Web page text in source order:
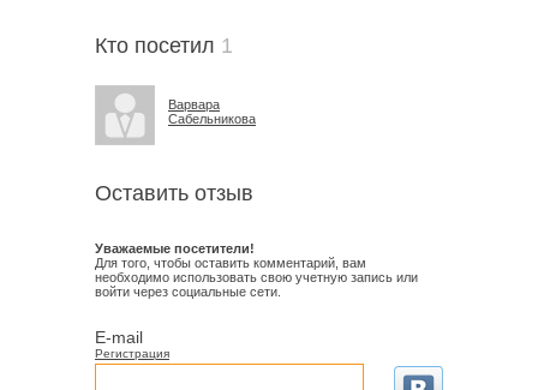
Кто посетил 1
Варвара
Сабельникова
Оставить отзыв
Уважаемые посетители!
Для того, чтобы оставить комментарий, вам
необходимо использовать свою учетную запись или
войти через социальные сети.
E-mail
Регистрация